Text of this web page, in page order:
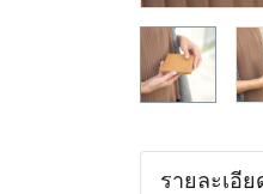
รายละเอีย